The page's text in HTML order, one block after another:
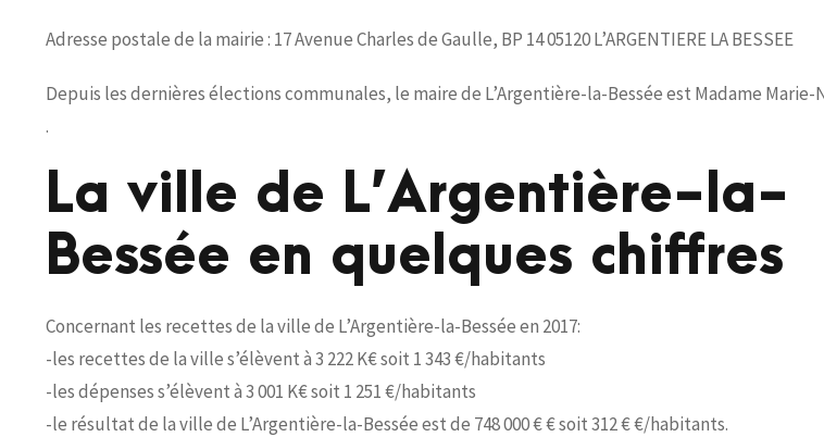
Adresse postale de la mairie : 17 Avenue Charles de Gaulle, BP 14 05120 L’ARGENTIERE LA BESSEE
Depuis les dernières élections communales, le maire de L’Argentière-la-Bessée est Madame Marie-
.
La ville de L’Argentière-la-
Bessée en quelques chiffres
Concernant les recettes de la ville de L’Argentière-la-Bessée en 2017:
-les recettes de la ville s’élèvent à 3 222 K€ soit 1 343 €/habitants
-les dépenses s’élèvent à 3 001 K€ soit 1 251 €/habitants
-le résultat de la ville de L’Argentière-la-Bessée est de 748 000 € € soit 312 € €/habitants.